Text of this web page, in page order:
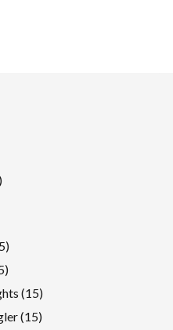
55
prodotti
15
prodotti
1515
prodotti
1515